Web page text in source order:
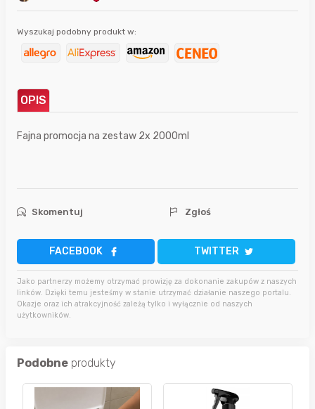
Wyszukaj podobny produkt w:
OPIS
Fajna promocja na zestaw 2x 2000ml
Skomentuj Zgłoś
FACEBOOK TWITTER
Jako partnerzy możemy otrzymać prowizję za dokonanie zakupów z naszych
linków. Dzięki temu jesteśmy w stanie utrzymać działanie naszego portalu.
Okazje oraz ich atrakcyjność zależą tylko i wyłącznie od naszych
użytkowników.
Podobne produkty